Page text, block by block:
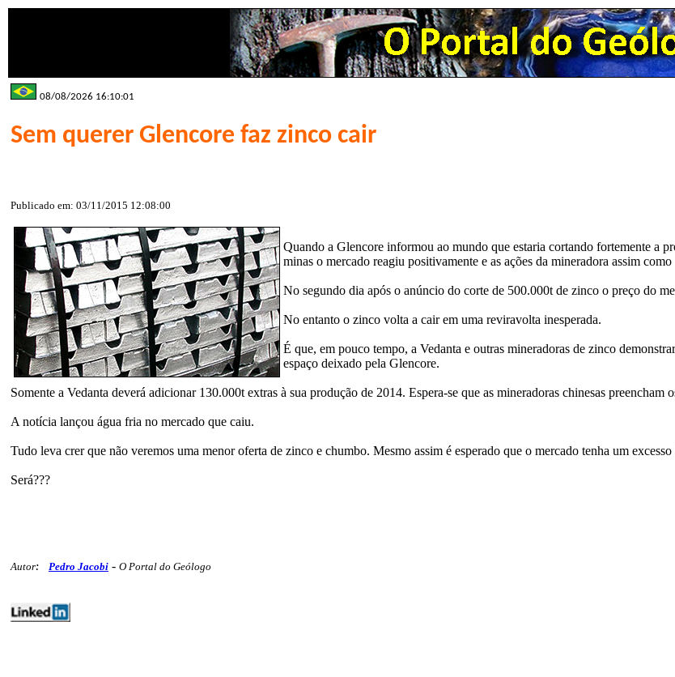
08/08/2026 16:10:01
Sem querer Glencore faz zinco cair
Publicado em: 03/11/2015 12:08:00
Quando a Glencore informou ao mundo que estaria cortando fortemente a
minas o mercado reagiu positivamente e as ações da mineradora assim
No segundo dia após o anúncio do corte de 500.000t de zinco o preço do
No entanto o zinco volta a cair em uma reviravolta inesperada.
É que, em pouco tempo, a Vedanta e outras mineradoras de zinco
espaço deixado pela Glencore.
Somente a Vedanta deverá adicionar 130.000t extras à sua produção de 2014. Espera-se que as mineradoras chinesas preencham
A notícia lançou água fria no mercado que caiu.
Tudo leva crer que não veremos uma menor oferta de zinco e chumbo. Mesmo assim é esperado que o mercado tenha um
Será???
Autor: Pedro Jacobi - O Portal do Geólogo